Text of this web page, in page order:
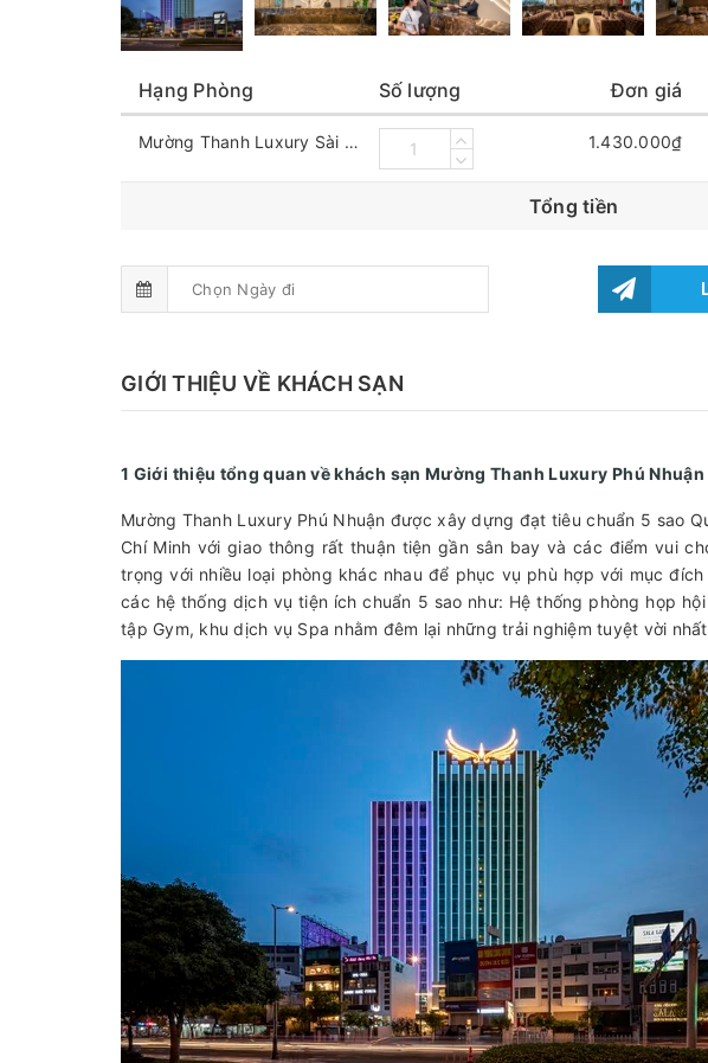
Hạng Phòng Số lượng Đơn giá
Mường Thanh Luxury Sài Gòn 1.430.000₫
Tổng tiền
GIỚI THIỆU VỀ KHÁCH SẠN
1 Giới thiệu tổng quan về khách sạn Mường Thanh Luxury Phú Nhuận
Mường Thanh Luxury Phú Nhuận được xây dựng đạt tiêu chuẩn 5 sao
Chí Minh với giao thông rất thuận tiện gần sân bay và các điểm vui
trọng với nhiều loại phòng khác nhau để phục vụ phù hợp với mục
các hệ thống dịch vụ tiện ích chuẩn 5 sao như: Hệ thống phòng họp
tập Gym, khu dịch vụ Spa nhằm đêm lại những trải nghiệm tuyệt vời